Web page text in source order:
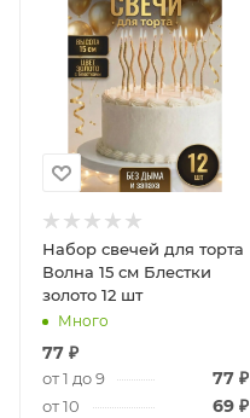
Набор свечей для торта
Волна 15 см Блестки
золото 12 шт
Много
77 ₽
от 1 до 9 77₽
от 10 69₽